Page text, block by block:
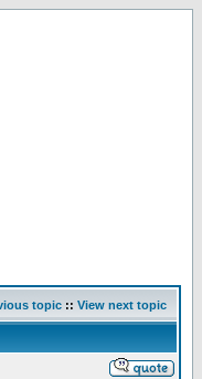
topic :: View next topic